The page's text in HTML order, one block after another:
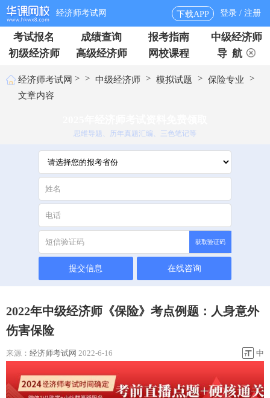
经济师考试网 下载APP 登录 / 注册
考试报名 成绩查询 报考指南
中级经济师
初级经济师
高级经济师 网校课程 导 航
经济师考试网 > > 中级经济师 > 模拟试题 > 保险专业
>
文章内容
思维导题、历年真题汇编、三色笔记等
获取验证码
提交信息 在线咨询
2022年中级经济师《保险》考点例题：人身意外
伤害保险
来源： 经济师考试网 2022-6-16 中